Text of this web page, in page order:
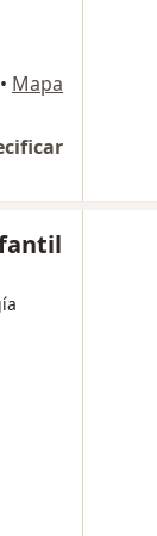
• Mapa